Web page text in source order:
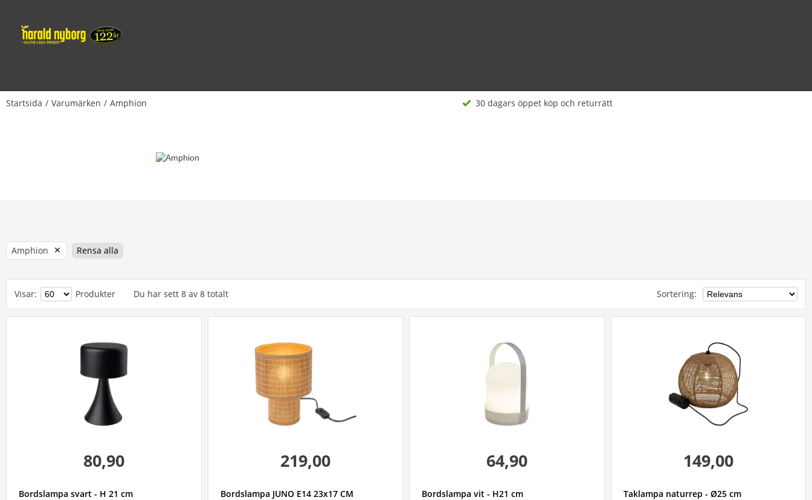
Startsida Varumärken Amphion 30 dagars öppet köp och returrätt
Amphion Rensa alla
Visar: Produkter Du har sett 8 av 8 totalt Sortering:
80,90
Bordslampa svart - H 21 cm
219,00
Bordslampa JUNO E14 23x17 CM
64,90
Bordslampa vit - H21 cm
149,00
Taklampa naturrep - Ø25 cm